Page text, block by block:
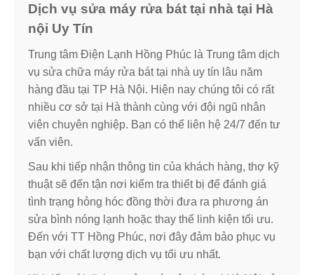
Dịch vụ sửa máy rửa bát tại nhà tại Hà
nội Uy Tín
Trung tâm Điện Lạnh Hồng Phúc là Trung tâm dịch
vụ sửa chữa máy rửa bát tại nhà uy tín lâu năm
hàng đầu tại TP Hà Nội. Hiện nay chúng tôi có rất
nhiều cơ sở tại Hà thành cùng với đội ngũ nhân
viên chuyên nghiệp. Bạn có thể liên hệ 24/7 đến tư
vấn viên.
Sau khi tiếp nhận thông tin của khách hàng, thợ kỹ
thuật sẽ đến tận nơi kiểm tra thiết bị để đánh giá
tình trạng hỏng hóc đồng thời đưa ra phương án
sửa bình nóng lạnh hoặc thay thế linh kiện tối ưu.
Đến với TT Hồng Phúc, nơi đây đảm bảo phục vụ
bạn với chất lượng dịch vụ tối ưu nhất.